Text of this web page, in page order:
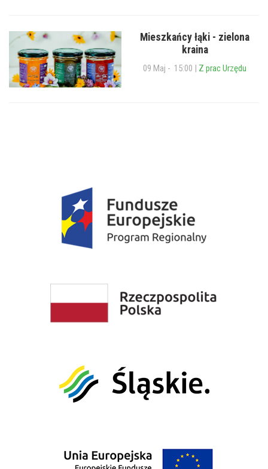
Mieszkańcy łąki - zielona
kraina
09 Maj - 15:00 | Z prac Urzędu